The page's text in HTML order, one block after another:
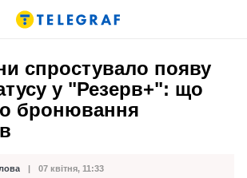
спростувало появу
у "Резерв+": що
бронювання
07 квітня, 11:33